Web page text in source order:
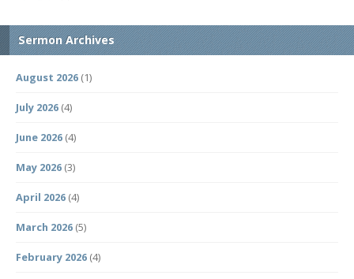
Sermon Archives
August 2026 (1)
July 2026 (4)
June 2026 (4)
May 2026 (3)
April 2026 (4)
March 2026 (5)
February 2026 (4)